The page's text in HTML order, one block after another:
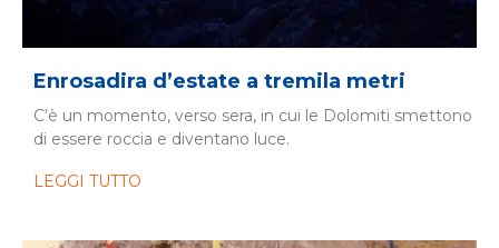
Enrosadira d’estate a tremila metri
C’è un momento, verso sera, in cui le Dolomiti smettono
di essere roccia e diventano luce.
LEGGI TUTTO